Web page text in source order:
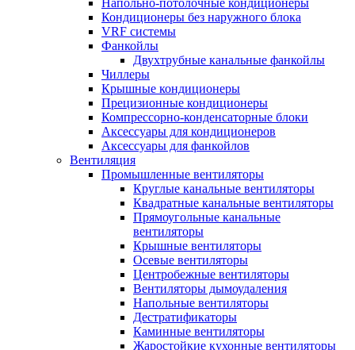
Напольно-потолочные кондиционеры
Кондиционеры без наружного блока
VRF системы
Фанкойлы
Двухтрубные канальные фанкойлы
Чиллеры
Крышные кондиционеры
Прецизионные кондиционеры
Компрессорно-конденсаторные блоки
Аксессуары для кондиционеров
Аксессуары для фанкойлов
Вентиляция
Промышленные вентиляторы
Круглые канальные вентиляторы
Квадратные канальные вентиляторы
Прямоугольные канальные
вентиляторы
Крышные вентиляторы
Осевые вентиляторы
Центробежные вентиляторы
Вентиляторы дымоудаления
Напольные вентиляторы
Дестратификаторы
Каминные вентиляторы
Жаростойкие кухонные вентиляторы